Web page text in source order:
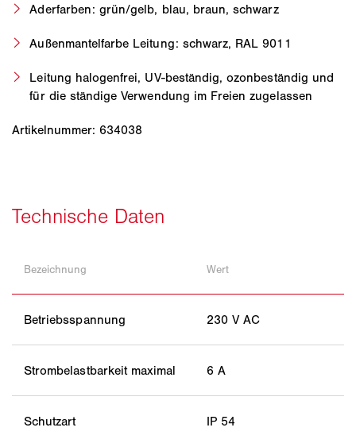
Aderfarben: grün/gelb, blau, braun, schwarz
Außenmantelfarbe Leitung: schwarz, RAL 9011
Leitung halogenfrei, UV-beständig, ozonbeständig und
für die ständige Verwendung im Freien zugelassen
Artikelnummer: 634038
Bezeichnung Wert
Betriebsspannung 230 V AC
Strombelastbarkeit maximal 6 A
Schutzart IP 54